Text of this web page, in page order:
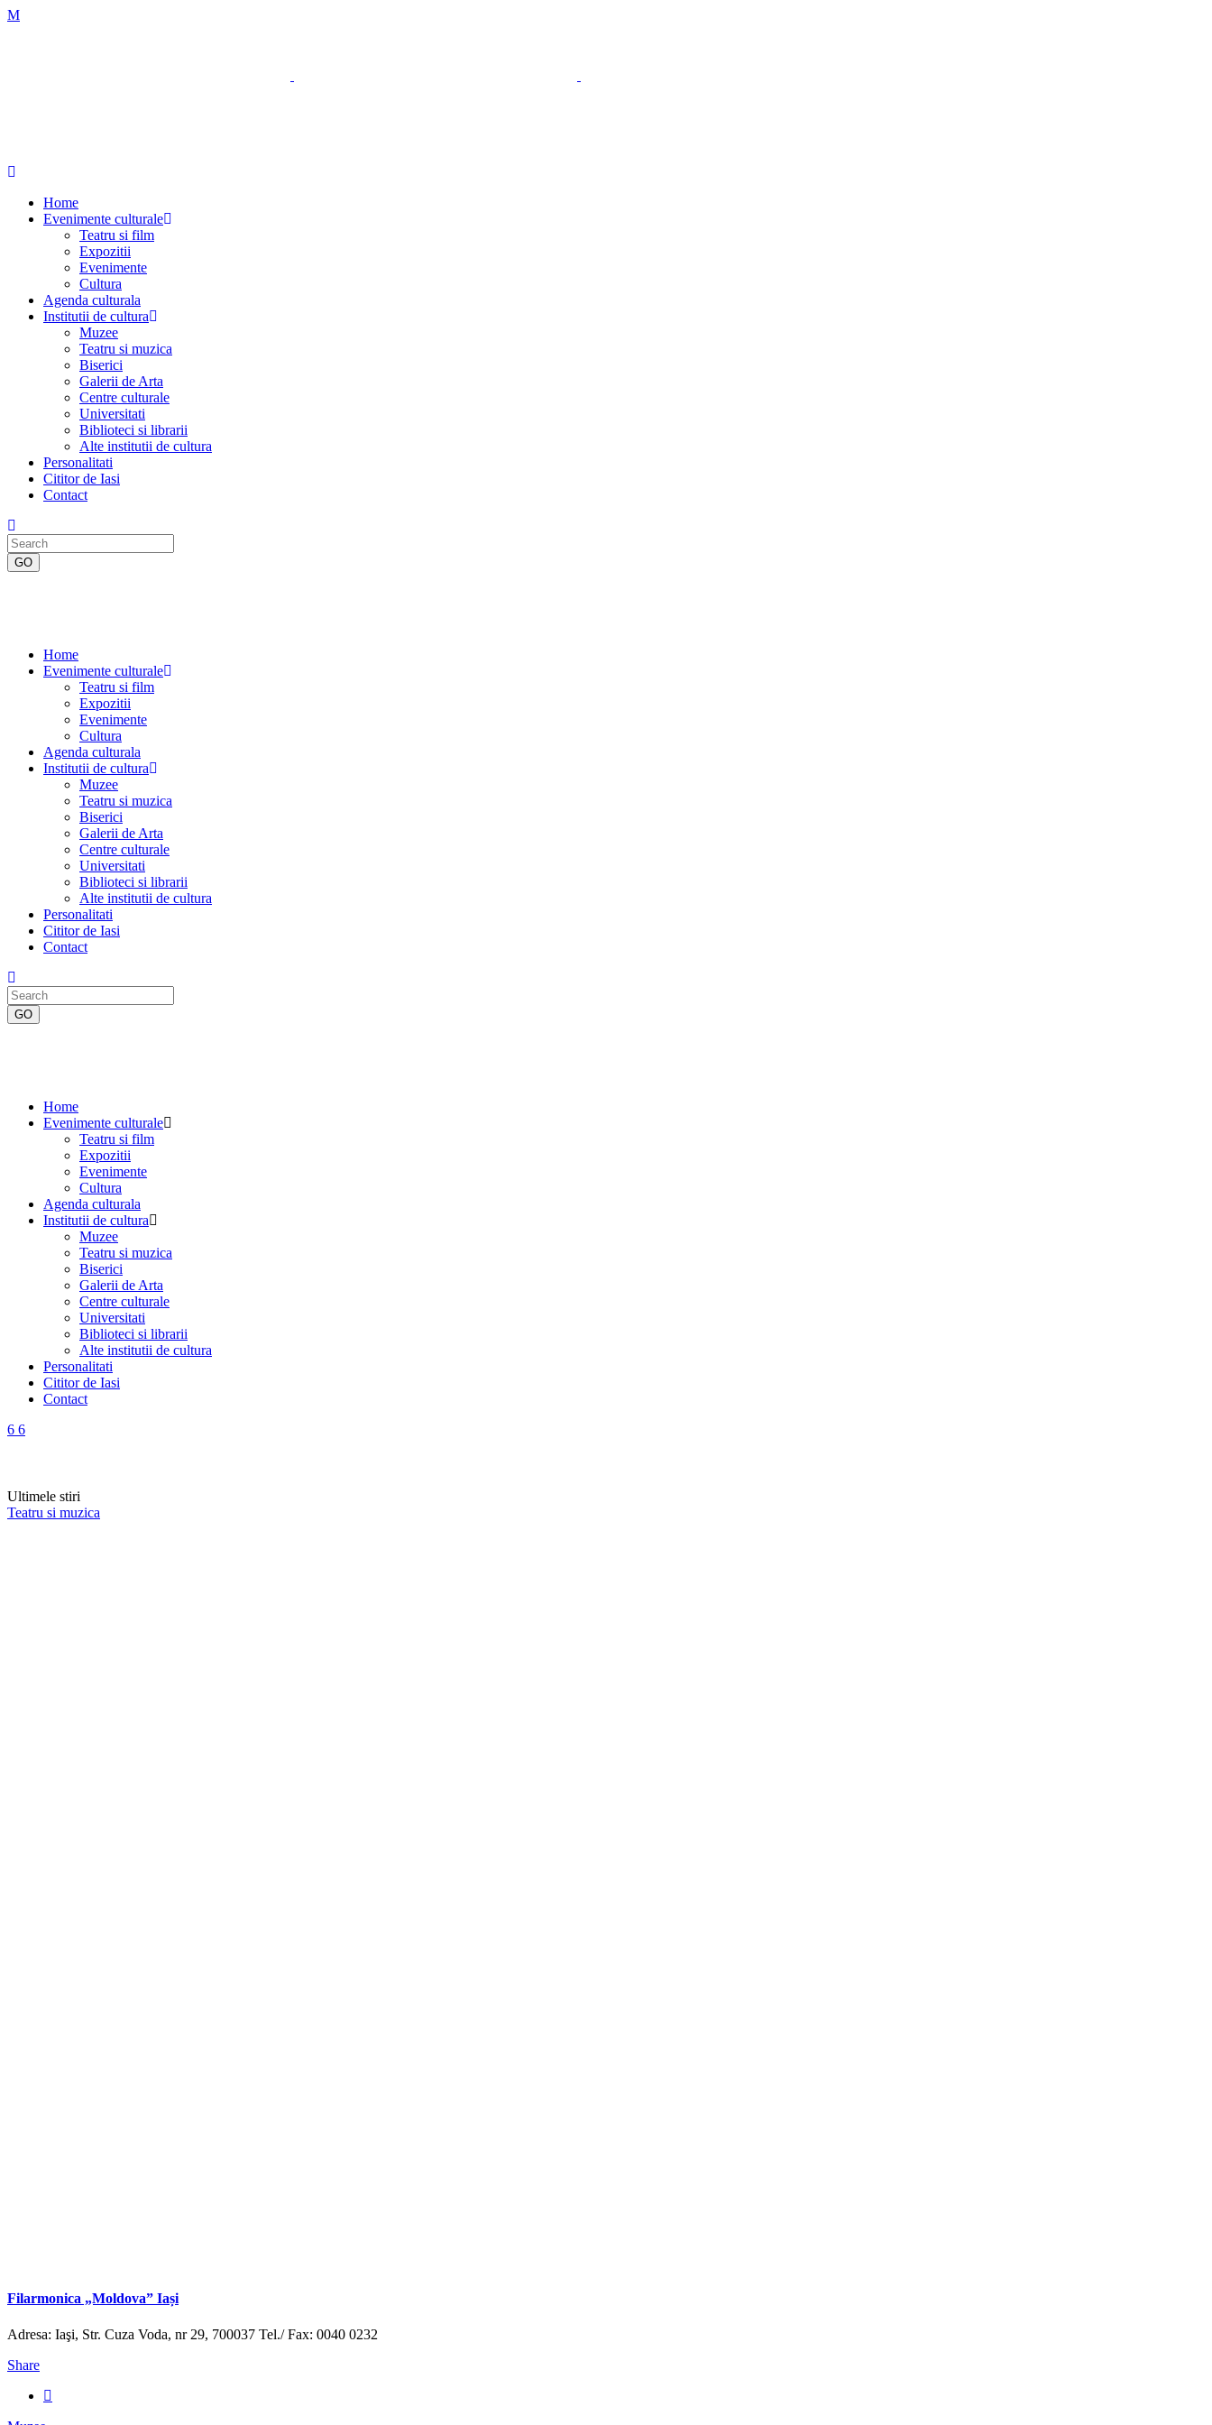
Home
Evenimente culturale
Teatru si film
Expozitii
Evenimente
Cultura
Agenda culturala
Institutii de cultura
Muzee
Teatru si muzica
Biserici
Galerii de Arta
Centre culturale
Universitati
Biblioteci si librarii
Alte institutii de cultura
Personalitati
Cititor de Iasi
Contact
Home
Evenimente culturale
Teatru si film
Expozitii
Evenimente
Cultura
Agenda culturala
Institutii de cultura
Muzee
Teatru si muzica
Biserici
Galerii de Arta
Centre culturale
Universitati
Biblioteci si librarii
Alte institutii de cultura
Personalitati
Cititor de Iasi
Contact
Home
Evenimente culturale
Teatru si film
Expozitii
Evenimente
Cultura
Agenda culturala
Institutii de cultura
Muzee
Teatru si muzica
Biserici
Galerii de Arta
Centre culturale
Universitati
Biblioteci si librarii
Alte institutii de cultura
Personalitati
Cititor de Iasi
Contact
Ultimele stiri
Teatru si muzica
Filarmonica „Moldova” Iași
Adresa: Iaşi, Str. Cuza Voda, nr 29, 700037 Tel./ Fax: 0040 0232
Share